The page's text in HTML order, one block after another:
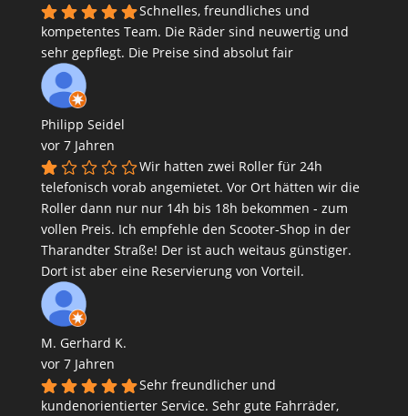
Schnelles, freundliches und
kompetentes Team. Die Räder sind neuwertig und
sehr gepflegt. Die Preise sind absolut fair
Philipp Seidel
vor 7 Jahren
Wir hatten zwei Roller für 24h
telefonisch vorab angemietet. Vor Ort hätten wir die
Roller dann nur nur 14h bis 18h bekommen - zum
vollen Preis. Ich empfehle den Scooter-Shop in der
Tharandter Straße! Der ist auch weitaus günstiger.
Dort ist aber eine Reservierung von Vorteil.
M. Gerhard K.
vor 7 Jahren
Sehr freundlicher und
kundenorientierter Service. Sehr gute Fahrräder,